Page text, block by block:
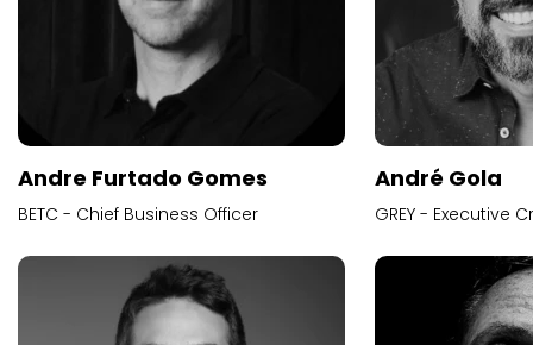
Andre Furtado Gomes
BETC - Chief Business Officer
André Gola
GREY - Executive